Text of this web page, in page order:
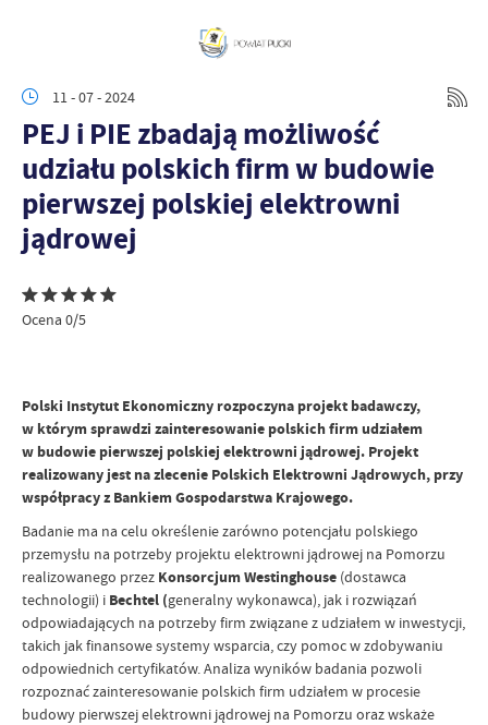
11 - 07 - 2024
PEJ i PIE zbadają możliwość
udziału polskich firm w budowie
pierwszej polskiej elektrowni
jądrowej
Ocena 0/5
Polski Instytut Ekonomiczny rozpoczyna projekt badawczy,
w którym sprawdzi zainteresowanie polskich firm udziałem
w budowie pierwszej polskiej elektrowni jądrowej. Projekt
realizowany jest na zlecenie Polskich Elektrowni Jądrowych, przy
współpracy z Bankiem Gospodarstwa Krajowego.
Badanie ma na celu określenie zarówno potencjału polskiego
przemysłu na potrzeby projektu elektrowni jądrowej na Pomorzu
realizowanego przez Konsorcjum Westinghouse (dostawca
technologii) i Bechtel (generalny wykonawca), jak i rozwiązań
odpowiadających na potrzeby firm związane z udziałem w inwestycji,
takich jak finansowe systemy wsparcia, czy pomoc w zdobywaniu
odpowiednich certyfikatów. Analiza wyników badania pozwoli
rozpoznać zainteresowanie polskich firm udziałem w procesie
budowy pierwszej elektrowni jądrowej na Pomorzu oraz wskaże